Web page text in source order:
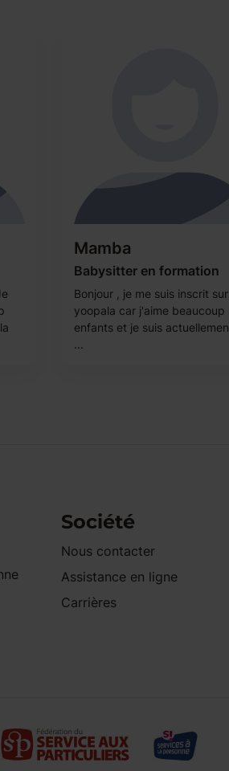
Mamba
Babysitter en formation
Bonjour , je me suis inscrit sur
yoopala car j'aime beaucoup
enfants et je suis
...
Société
Nous contacter
Assistance en ligne
Carrières